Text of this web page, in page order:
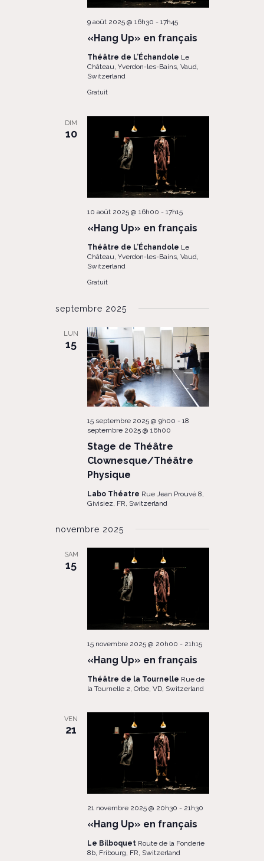
«Hang Up» en français
9 août 2025 @ 16h30 - 17h45
Théâtre de L’Échandole Le
Château, Yverdon-les-Bains, Vaud,
Switzerland
Gratuit
DIM
10
«Hang Up» en français
10 août 2025 @ 16h00 - 17h15
Théâtre de L’Échandole Le
Château, Yverdon-les-Bains, Vaud,
Switzerland
Gratuit
septembre 2025
LUN
15
Stage de Théâtre
Clownesque/Théâtre
Physique
15 septembre 2025 @ 9h00 - 18
septembre 2025 @ 16h00
Labo Théatre Rue Jean Prouvé 8,
Givisiez, FR, Switzerland
novembre 2025
SAM
15
«Hang Up» en français
15 novembre 2025 @ 20h00 - 21h15
Théâtre de la Tournelle Rue de
la Tournelle 2, Orbe, VD, Switzerland
VEN
21
«Hang Up» en français
21 novembre 2025 @ 20h30 - 21h30
Le Bilboquet Route de la Fonderie
8b, Fribourg, FR, Switzerland